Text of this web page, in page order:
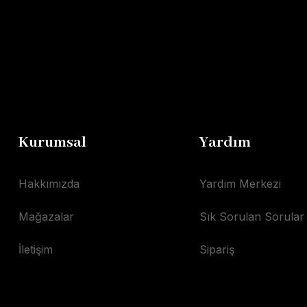
Kurumsal
Hakkımızda
Mağazalar
İletişim
Yardım
Yardım Merkezi
Sık Sorulan Sorular
Sipariş